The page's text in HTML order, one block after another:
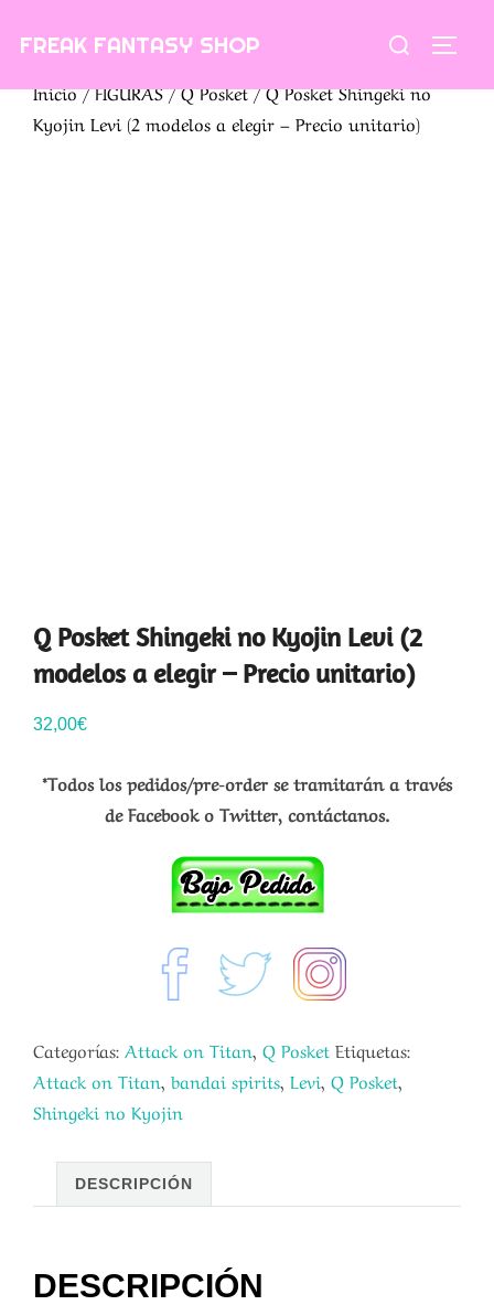
FREAK FANTASY SHOP Buscar:
Inicio/FIGURAS/Q Posket/ Q Posket Shingeki no
Kyojin Levi (2 modelos a elegir – Precio unitario)
Q Posket Shingeki no Kyojin Levi (2
modelos a elegir – Precio unitario)
32,00€
*Todos los pedidos/pre-order se tramitarán a través
de Facebook o Twitter, contáctanos.
Categorías: Attack on Titan, Q Posket Etiquetas:
Attack on Titan, bandai spirits, Levi, Q Posket,
Shingeki no Kyojin
DESCRIPCIÓN
DESCRIPCIÓN